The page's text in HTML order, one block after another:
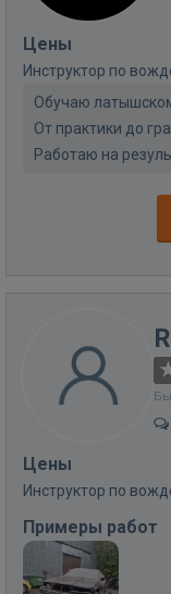
Цены
Инструктор по
Обучаю
От практики до
Работаю на
Цены
Инструктор по
Примеры работ